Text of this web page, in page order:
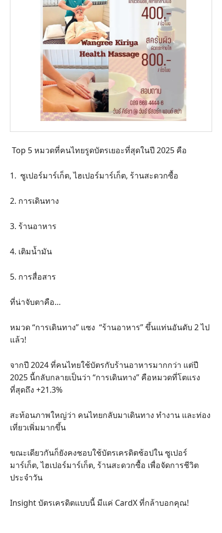
Top 5 หมวดที่คนไทยรูดบัตรเยอะที่สุดในปี 2025 คือ
1. ซูเปอร์มาร์เก็ต, ไฮเปอร์มาร์เก็ต, ร้านสะดวกซื้อ
2. การเดินทาง
3. ร้านอาหาร
4. เติมน้ำมัน
5. การสื่อสาร
ที่น่าจับตาคือ…
หมวด “การเดินทาง” แซง “ร้านอาหาร” ขึ้นแท่นอันดับ 2 ไป
แล้ว!
จากปี 2024 ที่คนไทยใช้บัตรกับร้านอาหารมากกว่า แต่ปี
2025 นี้กลับกลายเป็นว่า “การเดินทาง” คือหมวดที่โตแรง
ที่สุดถึง +21.3%
สะท้อนภาพใหญ่ว่า คนไทยกลับมาเดินทาง ทำงาน และท่อง
เที่ยวเพิ่มมากขึ้น
ขณะเดียวกันก็ยังคงชอบใช้บัตรเครดิตช้อปใน ซูเปอร์
มาร์เก็ต, ไฮเปอร์มาร์เก็ต, ร้านสะดวกซื้อ เพื่อจัดการชีวิต
ประจำวัน
Insight บัตรเครดิตแบบนี้ มีแค่ CardX ที่กล้าบอกคุณ!